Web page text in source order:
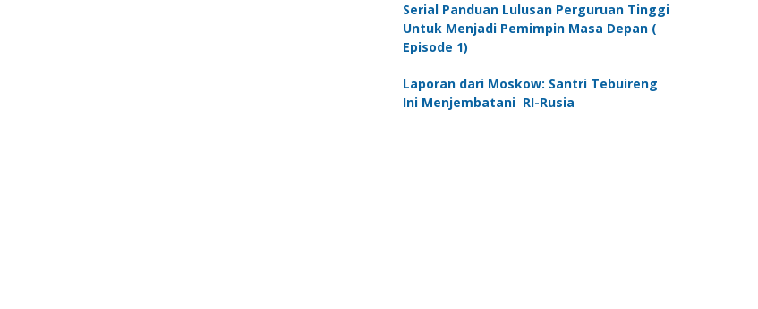
Serial Panduan Lulusan Perguruan Tinggi
Untuk Menjadi Pemimpin Masa Depan (
Episode 1)
Laporan dari Moskow: Santri Tebuireng
Ini Menjembatani RI-Rusia